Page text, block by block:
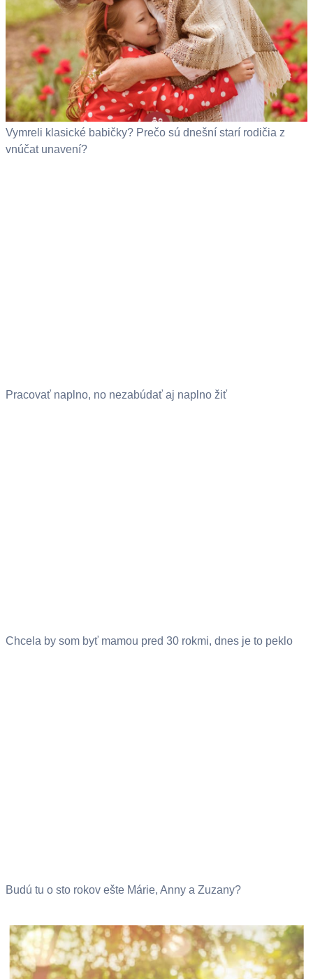
Vymreli klasické babičky? Prečo sú dnešní starí rodičia z
vnúčat unavení?
Pracovať naplno, no nezabúdať aj naplno žiť
Chcela by som byť mamou pred 30 rokmi, dnes je to peklo
Budú tu o sto rokov ešte Márie, Anny a Zuzany?